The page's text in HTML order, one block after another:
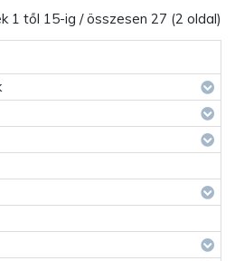
1 től 15-ig / összesen 27 (2 oldal)